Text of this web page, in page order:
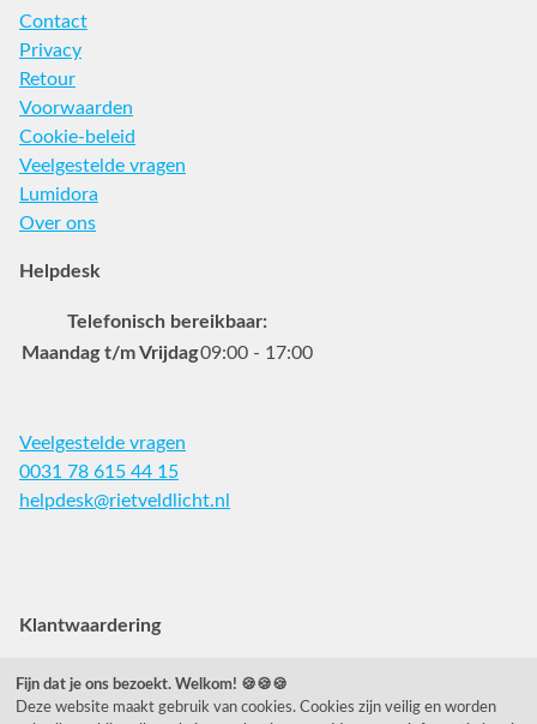
Contact
Privacy
Retour
Voorwaarden
Cookie-beleid
Veelgestelde vragen
Lumidora
Over ons
Helpdesk
Telefonisch bereikbaar:
Maandag t/m Vrijdag09:00 - 17:00
Veelgestelde vragen
0031 78 615 44 15
helpdesk@rietveldlicht.nl
Klantwaardering
"Zeer goed" - eKomi.be
Fijn dat je ons bezoekt. Welkom! 🍪🍪🍪
Deze website maakt gebruik van cookies. Cookies zijn veilig en worden